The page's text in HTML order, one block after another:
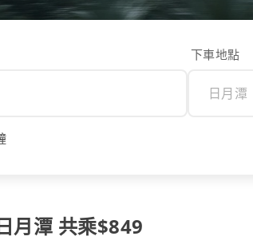
下車地點
月潭 共乘$849